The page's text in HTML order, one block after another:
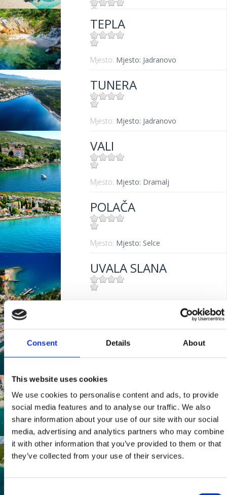
Consent Details About
This website uses cookies
We use cookies to personalise content and ads, to provide
social media features and to analyse our traffic. We also
share information about your use of our site with our social
media, advertising and analytics partners who may combine
it with other information that you’ve provided to them or that
they’ve collected from your use of their services.
Mjesto:Mjesto: Crikvenica
TEPLA
Mjesto: Mjesto: Jadranovo
TUNERA
Mjesto: Mjesto: Jadranovo
VALI
Mjesto: Mjesto: Dramalj
POLAČA
Mjesto: Mjesto: Selce
UVALA SLANA
BALUSTRADA
Mjesto:Mjesto: Crikvenica
GRABROVA